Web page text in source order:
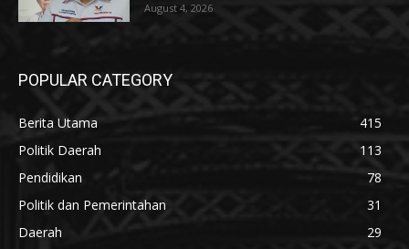
August 4, 2026
POPULAR CATEGORY
Berita Utama
415
Politik Daerah
113
Pendidikan
78
Politik dan Pemerintahan
31
Daerah
29